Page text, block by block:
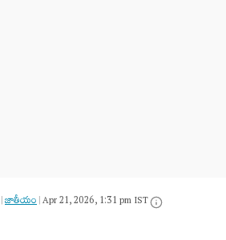
|జాతీయం|Apr 21, 2026, 1:31 pm IST